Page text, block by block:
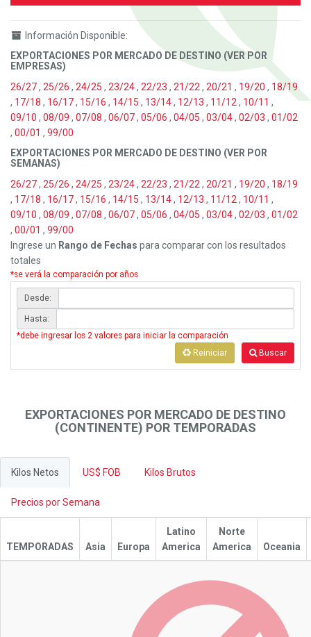
Información Disponible:
EXPORTACIONES POR MERCADO DE DESTINO (VER POR
EMPRESAS)
26/27, 25/26 , 24/25 , 23/24, 22/23 , 21/22 , 20/21 , 19/20 , 18/19
, 17/18 , 16/17, 15/16 , 14/15 , 13/14, 12/13 , 11/12 , 10/11 ,
09/10 , 08/09 , 07/08 , 06/07, 05/06 , 04/05 , 03/04, 02/03 , 01/02
, 00/01 , 99/00
EXPORTACIONES POR MERCADO DE DESTINO (VER POR
SEMANAS)
26/27, 25/26 , 24/25 , 23/24, 22/23 , 21/22 , 20/21 , 19/20 , 18/19
, 17/18 , 16/17, 15/16 , 14/15 , 13/14, 12/13 , 11/12 , 10/11 ,
09/10 , 08/09 , 07/08 , 06/07, 05/06 , 04/05 , 03/04, 02/03 , 01/02
, 00/01 , 99/00
Ingrese un Rango de Fechas para comparar con los resultados
totales
*se verá la comparación por años
Desde:
Hasta:
*debe ingresar los 2 valores para iniciar la comparación
Buscar
Reiniciar
EXPORTACIONES POR MERCADO DE DESTINO
(CONTINENTE) POR TEMPORADAS
Kilos Netos US$ FOB Kilos Brutos
Precios por Semana
TEMPORADAS Asia Europa
Latino
America
Norte
America
Oceania